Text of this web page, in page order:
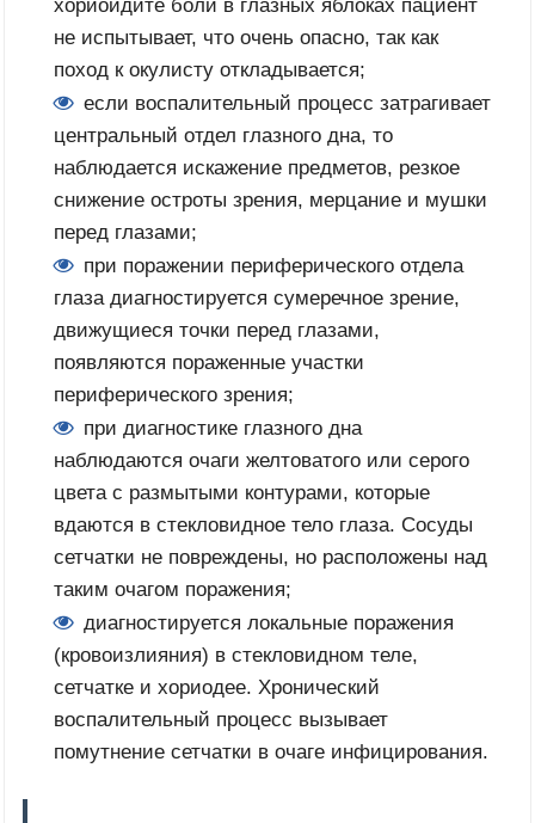
хориоидите боли в глазных яблоках пациент
не испытывает, что очень опасно, так как
поход к окулисту откладывается;
если воспалительный процесс затрагивает
центральный отдел глазного дна, то
наблюдается искажение предметов, резкое
снижение остроты зрения, мерцание и мушки
перед глазами;
при поражении периферического отдела
глаза диагностируется сумеречное зрение,
движущиеся точки перед глазами,
появляются пораженные участки
периферического зрения;
при диагностике глазного дна
наблюдаются очаги желтоватого или серого
цвета с размытыми контурами, которые
вдаются в стекловидное тело глаза. Сосуды
сетчатки не повреждены, но расположены над
таким очагом поражения;
диагностируется локальные поражения
(кровоизлияния) в стекловидном теле,
сетчатке и хориодее. Хронический
воспалительный процесс вызывает
помутнение сетчатки в очаге инфицирования.